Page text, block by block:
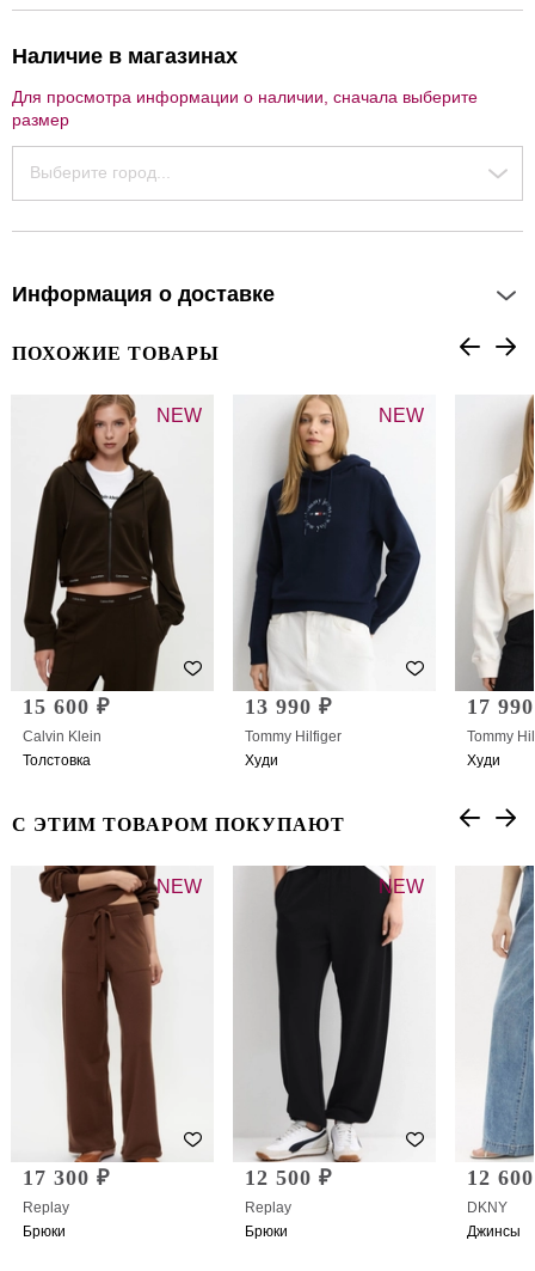
Наличие в магазинах
Для просмотра информации о наличии, сначала выберите
размер
Выберите город...
Информация о доставке
ПОХОЖИЕ ТОВАРЫ
NEW
15 600 ₽
Calvin Klein
Толстовка
NEW
13 990 ₽
Tommy Hilfiger
Худи
17
Tommy
Худи
С ЭТИМ ТОВАРОМ ПОКУПАЮТ
NEW
17 300 ₽
Replay
Брюки
NEW
12 500 ₽
Replay
Брюки
12
DKNY
Джинсы